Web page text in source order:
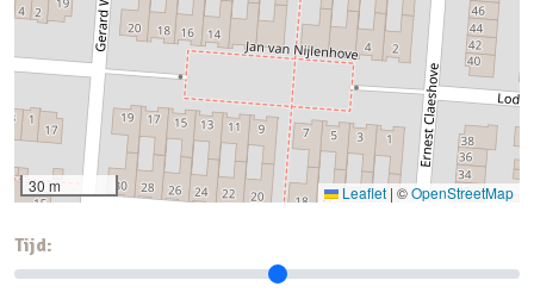
30 m Leaflet | ©OpenStreetMap
Tijd: